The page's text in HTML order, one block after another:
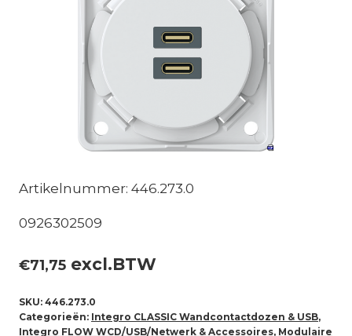
Artikelnummer: 446.273.0
0926302509
€71,75 excl.BTW
SKU: 446.273.0
Categorieën: Integro CLASSIC Wandcontactdozen & USB,
Integro FLOW WCD/USB/Netwerk & Accessoires, Modulaire